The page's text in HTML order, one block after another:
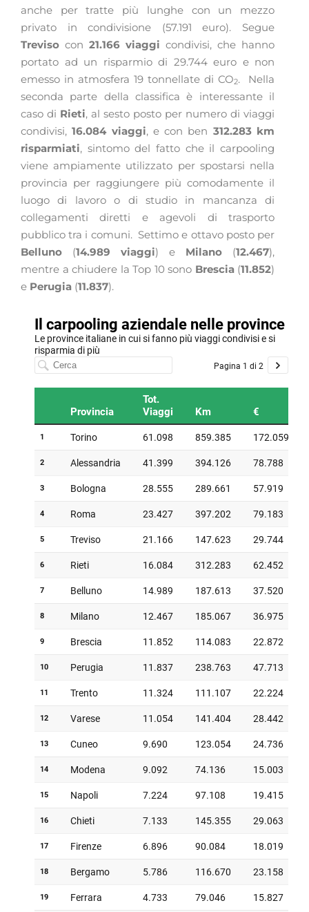
anche per tratte più lunghe con un mezzo
privato in condivisione (57.191 euro). Segue
Treviso con 21.166 viaggi condivisi, che hanno
portato ad un risparmio di 29.744 euro e non
emesso in atmosfera 19 tonnellate di CO2.
Nella
seconda parte della classifica è interessante il
caso di Rieti, al sesto posto per numero di viaggi
condivisi,16.084 viaggi, e con ben 312.283 km
risparmiati, sintomo del fatto che il carpooling
viene ampiamente utilizzato per spostarsi nella
provincia per raggiungere più comodamente il
luogo di lavoro o di studio in mancanza di
collegamenti diretti e agevoli di trasporto
pubblico tra i comuni. Settimo e ottavo posto per
Belluno (14.989 viaggi) e Milano (12.467),
mentre a chiudere la Top 10 sono Brescia(11.852)
e Perugia (11.837).